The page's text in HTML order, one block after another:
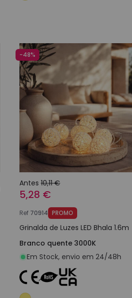
-48%
Antes 10,11 €
5,28 €
Ref 70914 PROMO
Grinalda de Luzes LED Bhala 1.6m
Branco quente 3000K
Em Stock, envio em 24/48h